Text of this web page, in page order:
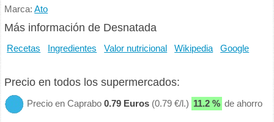
Marca:Ato
Más información de Desnatada
Recetas Ingredientes Valor nutricional Wikipedia Google
Precio en todos los supermercados:
Precio en Caprabo0.79 Euros (0.79 €/l.) 11.2 % de ahorro